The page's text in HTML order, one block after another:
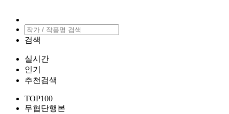
검색
실시간
인기
추천검색
TOP100
무협단행본